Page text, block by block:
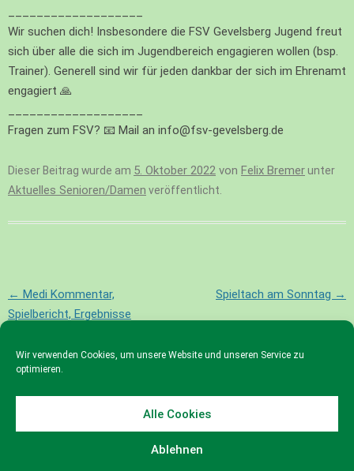
Wir verwenden Cookies, um unsere Website und unseren Service zu
optimieren.
Alle Cookies
Ablehnen
Wir suchen dich! Insbesondere die FSV Gevelsberg Jugend freut
sich über alle die sich im Jugendbereich engagieren wollen (bsp.
Trainer). Generell sind wir für jeden dankbar der sich im Ehrenamt
engagiert 🙏
Fragen zum FSV? 📧 Mail an info@fsv-gevelsberg.de
Dieser Beitrag wurde am 5. Oktober 2022 von Felix Bremerunter
Aktuelles Senioren/Damen veröffentlicht.
Beitragsnavigation
← Medi Kommentar,
Spielbericht, Ergebnisse
Spieltach am Sonntag →
© 2023 FSV Gevelsberg e.V.